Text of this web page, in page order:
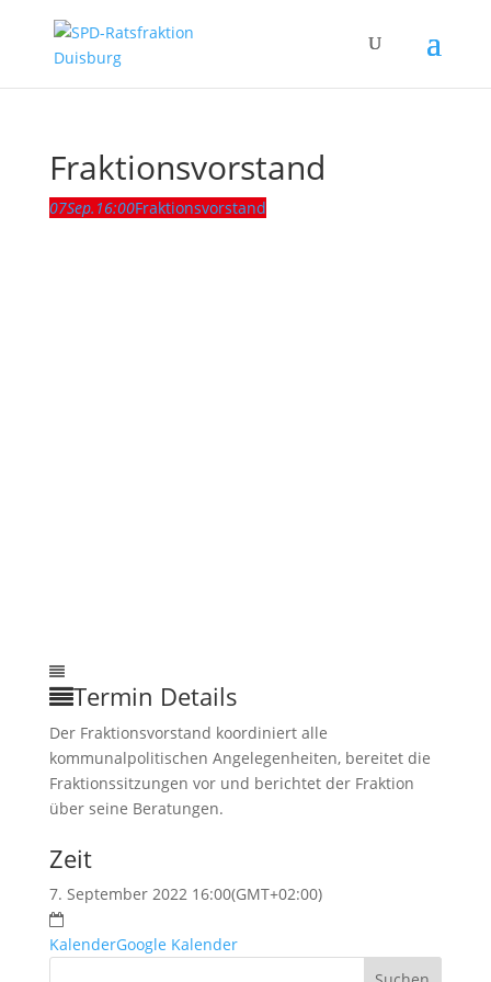
Fraktionsvorstand
07Sep. 16:00Fraktionsvorstand
Termin Details
Der Fraktionsvorstand koordiniert alle
kommunalpolitischen Angelegenheiten, bereitet die
Fraktionssitzungen vor und berichtet der Fraktion
über seine Beratungen.
Zeit
7. September 2022 16:00(GMT+02:00)
KalenderGoogle Kalender